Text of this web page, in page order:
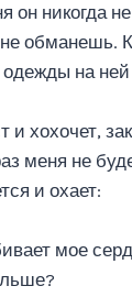
он никогда
обманешь.
на
и хохочет,
меня не
и охает:
мое